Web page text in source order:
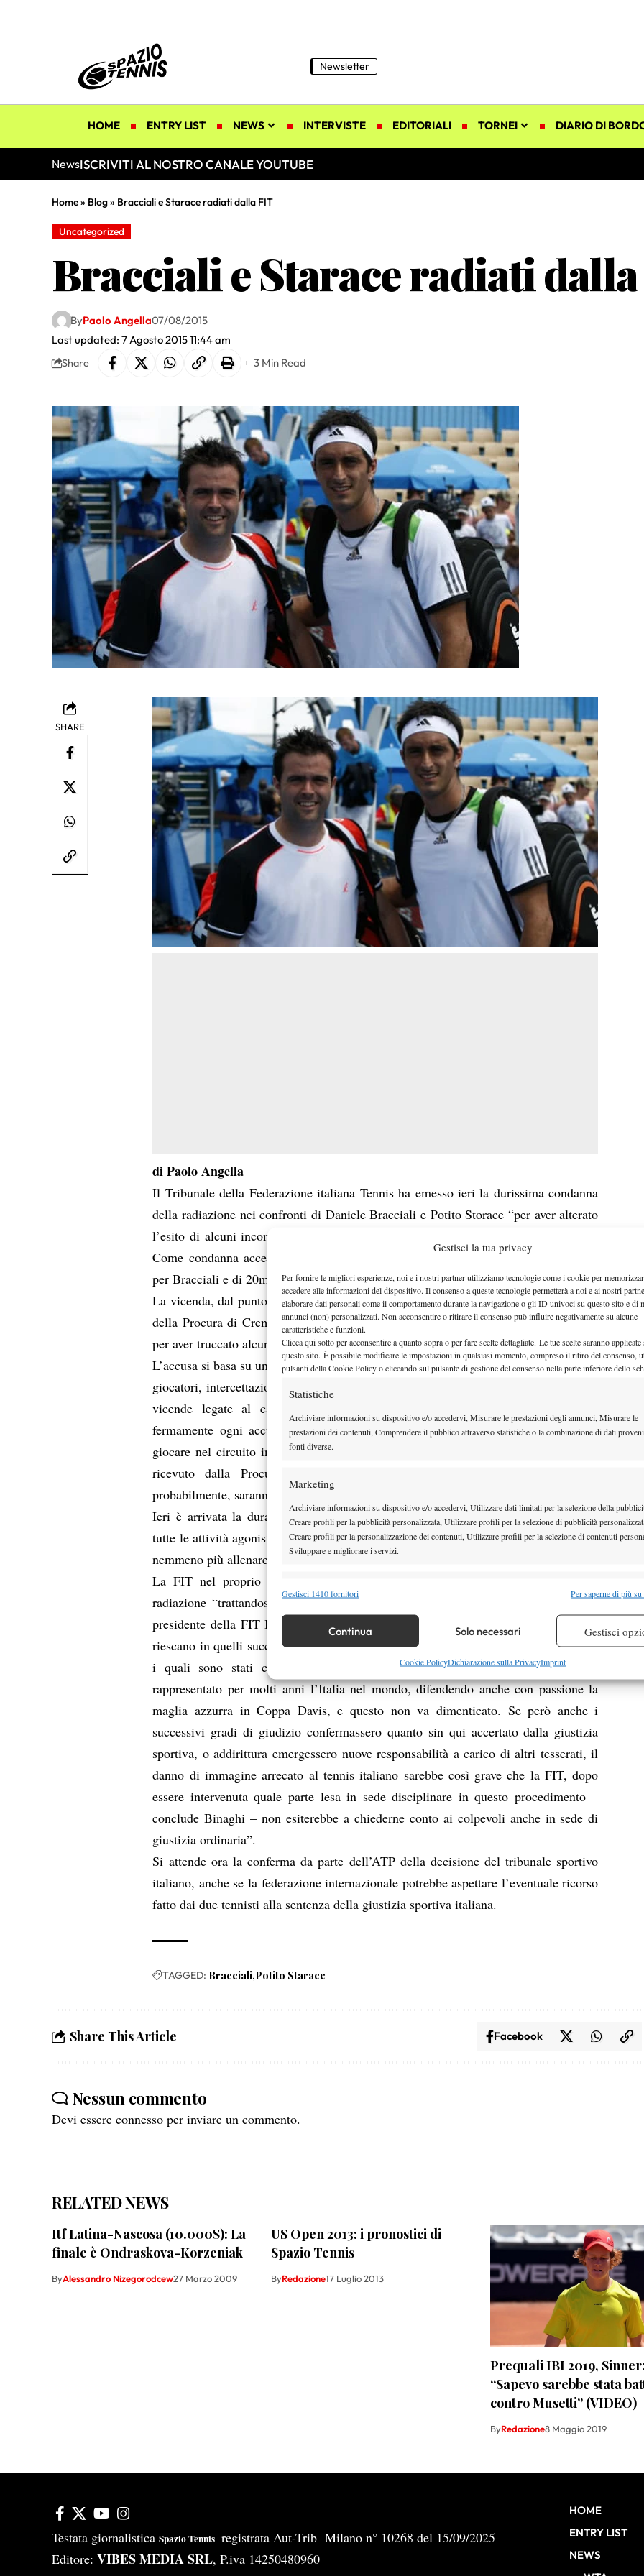
Gestisci la tua privacy
Per fornire le migliori esperienze, noi e i nostri partner utilizziamo tecnologie come i cookie per
accedere alle informazioni del dispositivo. Il consenso a queste tecnologie permetterà a noi e ai nostri
elaborare dati personali come il comportamento durante la navigazione o gli ID univoci su questo sito e di
annunci (non) personalizzati. Non acconsentire o ritirare il consenso può influire negativamente su alcune
caratteristiche e funzioni.
Clicca qui sotto per acconsentire a quanto sopra o per fare scelte dettagliate. Le tue scelte saranno applicate
questo sito. È possibile modificare le impostazioni in qualsiasi momento, compreso il ritiro del consenso,
pulsanti della Cookie Policy o cliccando sul pulsante di gestione del consenso nella parte inferiore dello
Statistiche
Archiviare informazioni su dispositivo e/o accedervi, Misurare le prestazioni degli annunci, Misurare le
prestazioni dei contenuti, Comprendere il pubblico attraverso statistiche o la combinazione di dati
fonti diverse.
Marketing
Archiviare informazioni su dispositivo e/o accedervi, Utilizzare dati limitati per la selezione della
Creare profili per la pubblicità personalizzata, Utilizzare profili per la selezione di pubblicità
Creare profili per la personalizzazione dei contenuti, Utilizzare profili per la selezione di contenuti
Sviluppare e migliorare i servizi.
Funzionalità
Identificare i dispositivi in base alle informazioni trasmesse automaticamente.
Garantire la sicurezza, prevenire e rilevare frodi, correggere errori,
Erogare e presentare pubblicità e contenuto, Salvare e comunicare le
Gestisci 1410 fornitori Per saperne di più
Continua Solo necessari Gestisci
Cookie PolicyDichiarazione sulla PrivacyImprint
Newsletter
HOME ENTRY LIST NEWS INTERVISTE EDITORIALI TORNEI DIARIO DI
NewsISCRIVITI AL NOSTRO CANALE YOUTUBE
Home» Blog» Bracciali e Starace radiati dalla FIT
Uncategorized
Bracciali e Starace radiati
Last updated: 7 Agosto 2015 11:44 am
ByPaolo Angella07/08/2015
Share 3 Min Read
SHARE
di Paolo Angella
Il Tribunale della Federazione italiana Tennis ha emesso ieri la durissima condanna
della radiazione nei confronti di Daniele Bracciali e Potito Storace “per aver alterato
l’esito di alcuni incontri al fine di realizzare guadagni illeciti tramite scommesse”.
Come condanna accessoria sono state comminate anche una multa di 40mila euro
per Bracciali e di 20mila euro per Starace.
La vicenda, dal punto di vista del reato penale, è seguita dal PM Roberto di Martino
della Procura di Cremona che accusa i due giocatori di associazione per delinquere
per aver truccato alcuni match per poi incassare le vincite con le scommesse.
L’accusa si basa su una serie di intercettazioni e di chat che avrebbero coinvolto i due
giocatori, intercettazioni su cui gli investigatori hanno messo le mani a seguito delle
vicende legate al calcioscommesse. Loro si sono sempre difesi, respingendo
fermamente ogni accusa e, dopo la prima sospensione cautelare, hanno ripreso a
giocare nel circuito internazionale ATP. Lo scorso 7 luglio i due giocatori avevano
ricevuto dalla Procura l’avviso di conclusione delle indagini e ora, molto
probabilmente, saranno rinviati a giudizio.
Ieri è arrivata la dura sentenza del Tribunale sportivo federale che impedisce loro
tutte le attività agonistiche, comprese le esibizioni, le attività di circolo, non possono
nemmeno più allenare o fare il maestro di tennis.
La FIT nel proprio comunicato lascia spazio alla possibilità di riconsiderare la
radiazione “trattandosi dell’esito di un processo di primo grado – ha dichiarato il
presidente della FIT Binaghi – non possiamo che augurarci che Bracciali e Starace
riescano in quelli successivi a dimostrare di non aver commesso i gravissimi fatti per
i quali sono stati condannati dal Tribunale Federale. Daniele e Potito hanno
rappresentato per molti anni l’Italia nel mondo, difendendo anche con passione la
maglia azzurra in Coppa Davis, e questo non va dimenticato. Se però anche i
successivi gradi di giudizio confermassero quanto sin qui accertato dalla giustizia
sportiva, o addirittura emergessero nuove responsabilità a carico di altri tesserati, il
danno di immagine arrecato al tennis italiano sarebbe così grave che la FIT, dopo
essere intervenuta quale parte lesa in sede disciplinare in questo procedimento –
conclude Binaghi – non esiterebbe a chiederne conto ai colpevoli anche in sede di
giustizia ordinaria”.
Si attende ora la conferma da parte dell’ATP della decisione del tribunale sportivo
italiano, anche se la federazione internazionale potrebbe aspettare l’eventuale ricorso
fatto dai due tennisti alla sentenza della giustizia sportiva italiana.
TAGGED: Bracciali Potito Starace
Share This Article Facebook
Nessun commento
Devi essere connesso per inviare un commento.
RELATED NEWS
Itf Latina-Nascosa (10.000$): La
finale è Ondraskova-Korzeniak
ByAlessandro Nizegorodcew27 Marzo 2009
US Open 2013: i pronostici di
Spazio Tennis
ByRedazione17 Luglio 2013
Prequali IBI 2019, Sinner:
“Sapevo sarebbe stata
contro Musetti” (VIDEO)
ByRedazione8 Maggio 2019
Testata giornalistica Spazio Tennis registrata Aut-Trib Milano n° 10268 del 15/09/2025
Editore: VIBES MEDIA SRL, P.iva 14250480960
HOME
ENTRY LIST
NEWS